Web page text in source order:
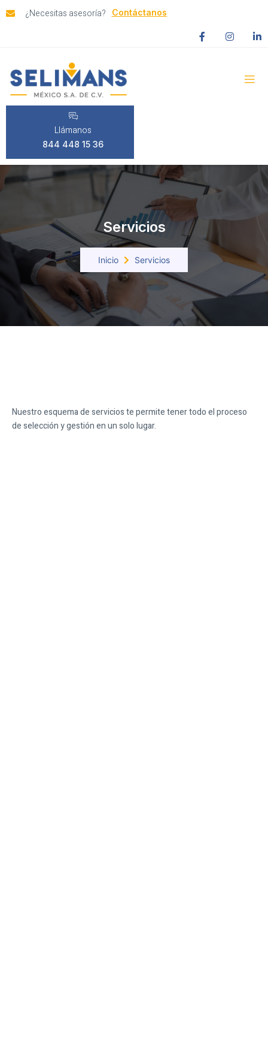
¿Necesitas asesoría? Contáctanos
Llámanos
844 448 15 36
Servicios
Inicio Servicios
Nuestro esquema de servicios te permite tener todo el proceso
de selección y gestión en un solo lugar.